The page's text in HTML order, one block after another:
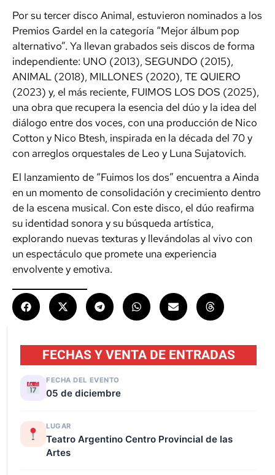
Por su tercer disco Animal, estuvieron nominados a los
Premios Gardel en la categoría “Mejor álbum pop
alternativo”. Ya llevan grabados seis discos de forma
independiente: UNO (2013), SEGUNDO (2015),
ANIMAL (2018), MILLONES (2020), TE QUIERO
(2023) y, el más reciente, FUIMOS LOS DOS (2025),
una obra que recupera la esencia del dúo y la idea del
diálogo entre dos voces, con una producción de Nico
Cotton y Nico Btesh, inspirada en la década del 70 y
con arreglos orquestales de Leo y Luna Sujatovich.
El lanzamiento de “Fuimos los dos” encuentra a Ainda
en un momento de consolidación y crecimiento dentro
de la escena musical. Con este disco, el dúo reafirma
su identidad sonora y su búsqueda artística,
explorando nuevas texturas y llevándolas al vivo con
un espectáculo que promete una experiencia
envolvente y emotiva.
FECHAS Y VENTA DE ENTRADAS
FECHA DEL EVENTO
05 de diciembre
LUGAR
Teatro Argentino Centro Provincial de las
Artes